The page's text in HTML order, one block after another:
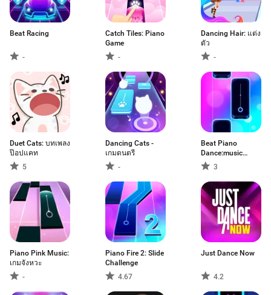
Beat Racing
-
Catch Tiles: Piano
Game
-
Dancing Hair: แต่ง
ตัว
-
Duet Cats: บทเพลง
ป๊อปแคท
5
Dancing Cats -
เกมดนตรี
-
Beat Piano
Dance:music
game
3
Piano Pink Music:
เกมจังหวะ
-
Piano Fire 2: Slide
Challenge
4.67
Just Dance Now
4.2